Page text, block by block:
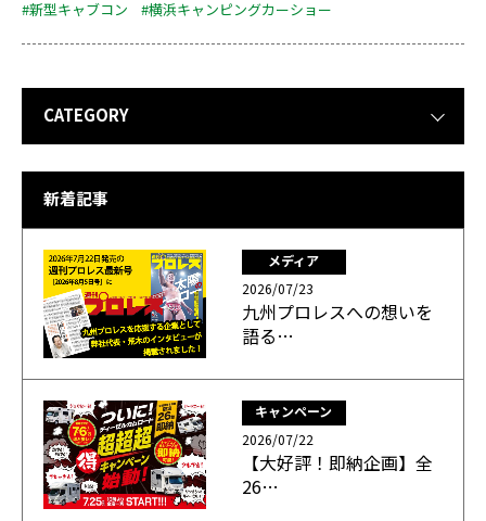
#新型キャブコン
#横浜キャンピングカーショー
CATEGORY
新着記事
メディア
2026/07/23
九州プロレスへの想いを
語る…
キャンペーン
2026/07/22
【大好評！即納企画】全
26…